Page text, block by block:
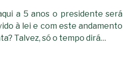
a 5 anos o presidente será
à lei e com este andamento
Talvez, só o tempo dirá…